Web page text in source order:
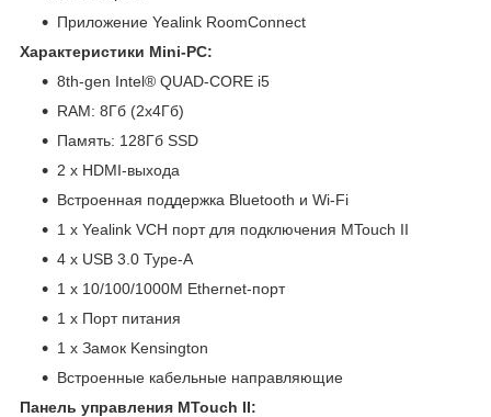
Приложение Yealink RoomConnect
Характеристики Mini-PC:
8th-gen Intel® QUAD-CORE i5
RAM: 8Гб (2х4Гб)
Память: 128Гб SSD
2 x HDMI-выхода
Встроенная поддержка Bluetooth и Wi-Fi
1 x Yealink VCH порт для подключения MTouch II
4 х USB 3.0 Type-A
1 x 10/100/1000M Ethernet-порт
1 х Порт питания
1 х Замок Kensington
Встроенные кабельные направляющие
Панель управления MTouch II: